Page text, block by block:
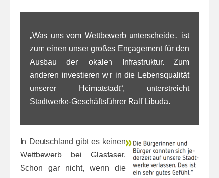
„Was uns vom Wettbewerb unterscheidet, ist
zum einen unser großes Engagement für den
Ausbau der lokalen Infrastruktur. Zum
anderen investieren wir in die Lebensqualität
unserer Heimatstadt“, unterstreicht
Stadtwerke-Geschäftsführer Ralf Libuda.
In Deutschland gibt es keinen
Wettbewerb bei Glasfaser.
Schon gar nicht, wenn die